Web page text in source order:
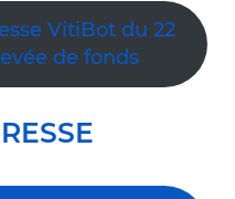
VitiBot du 22
de fonds